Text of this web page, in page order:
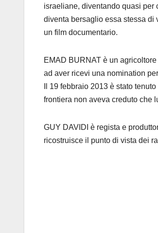
israeliane, diventando quasi per
diventa bersaglio essa stessa di
un film documentario.
EMAD BURNAT è un
ad aver ricevi una nomination
Il 19 febbraio 2013 è stato
frontiera non aveva creduto che
GUY DAVIDI è regista e
ricostruisce il punto di vista dei